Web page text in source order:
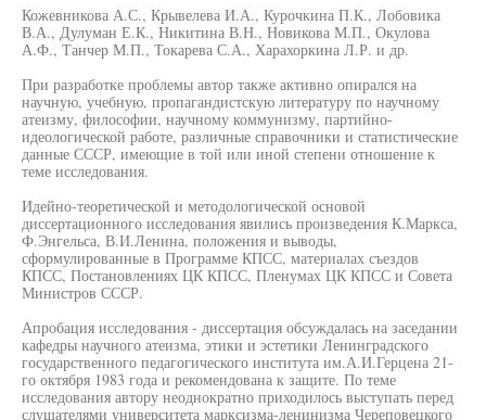
Кожевникова А.С., Крывелева И.А., Курочкина П.К., Лобовика
В.А., Дулуман Е.К., Никитина В.Н., Новикова М.П., Окулова
А.Ф., Танчер М.П., Токарева С.А., Харахоркина Л.Р. и др.
При разработке проблемы автор также активно опирался на
научную, учебную, пропагандистскую литературу по научному
атеизму, философии, научному коммунизму, партийно-
идеологической работе, различные справочники и статистические
данные СССР, имеющие в той или иной степени отношение к
теме исследования.
Идейно-теоретической и методологической основой
диссертационного исследования явились произведения К.Маркса,
Ф.Энгельса, В.И.Ленина, положения и выводы,
сформулированные в Программе КПСС, материалах съездов
КПСС, Постановлениях ЦК КПСС, Пленумах ЦК КПСС и Совета
Министров СССР.
Апробация исследования - диссертация обсуждалась на заседании
кафедры научного атеизма, этики и эстетики Ленинградского
государственного педагогического института им.А.И.Герцена 21-
го октября 1983 года и рекомендована к защите. По теме
исследования автору неоднократно приходилось выступать перед
слушателями университета марксизма-ленинизма Череповецкого